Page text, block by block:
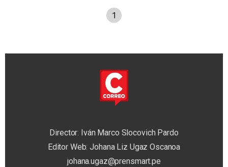
1
Director: Iván Marco Slocovich Pardo
Editor Web: Johana Liz Ugaz Oscanoa
johana.ugaz@prensmart.pe